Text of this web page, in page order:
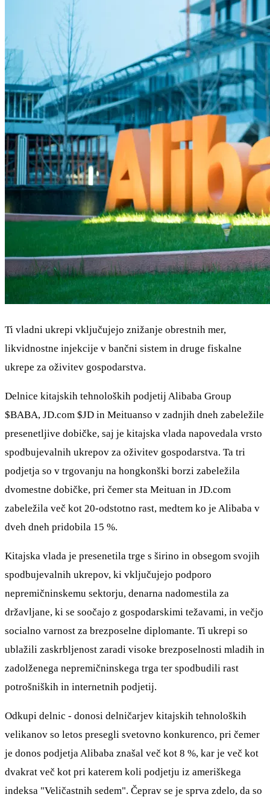
Ti vladni ukrepi vključujejo znižanje obrestnih mer,
likvidnostne injekcije v bančni sistem in druge fiskalne
ukrepe za oživitev gospodarstva.
Delnice kitajskih tehnoloških podjetij Alibaba Group
$BABA, JD.com $JD in Meituanso v zadnjih dneh zabeležile
presenetljive dobičke, saj je kitajska vlada napovedala vrsto
spodbujevalnih ukrepov za oživitev gospodarstva. Ta tri
podjetja so v trgovanju na hongkonški borzi zabeležila
dvomestne dobičke, pri čemer sta Meituan in JD.com
zabeležila več kot 20-odstotno rast, medtem ko je Alibaba v
dveh dneh pridobila 15 %.
Kitajska vlada je presenetila trge s širino in obsegom svojih
spodbujevalnih ukrepov, ki vključujejo podporo
nepremičninskemu sektorju, denarna nadomestila za
državljane, ki se soočajo z gospodarskimi težavami, in večjo
socialno varnost za brezposelne diplomante. Ti ukrepi so
ublažili zaskrbljenost zaradi visoke brezposelnosti mladih in
zadolženega nepremičninskega trga ter spodbudili rast
potrošniških in internetnih podjetij.
Odkupi delnic - donosi delničarjev kitajskih tehnoloških
velikanov so letos presegli svetovno konkurenco, pri čemer
je donos podjetja Alibaba znašal več kot 8 %, kar je več kot
dvakrat več kot pri katerem koli podjetju iz ameriškega
indeksa "Veličastnih sedem". Čeprav se je sprva zdelo, da so